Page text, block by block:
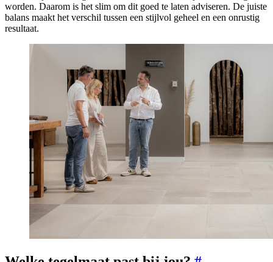
worden. Daarom is het slim om dit goed te laten adviseren. De juiste
balans maakt het verschil tussen een stijlvol geheel en een onrustig
resultaat.